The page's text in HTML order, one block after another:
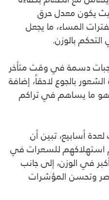
يكون معدل حرق
المساء، ما يجعل
بالوزن.
دسمة في وقت متأخر
بالجوع لاحقاً، إضافة
ما يساهم في تراكم
أسابيع، تبين أن
استهلاكهم للسعرات في
في الوزن، إلى جانب
وتحسن المؤشرات